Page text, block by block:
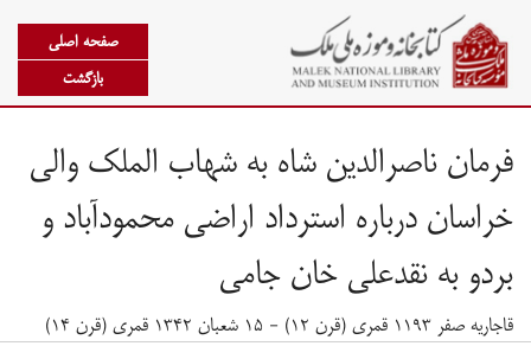
صفحه اصلی
بازگشت
فرمان ناصرالدین شاه به شهاب الملک والی
خراسان درباره استرداد اراضی محمودآباد و
بردو به نقدعلی خان جامی
قاجاریه صفر ۱۱۹۳ قمری (قرن ۱۲) - ۱۵ شعبان ۱۳۴۲ قمری (قرن ۱۴)